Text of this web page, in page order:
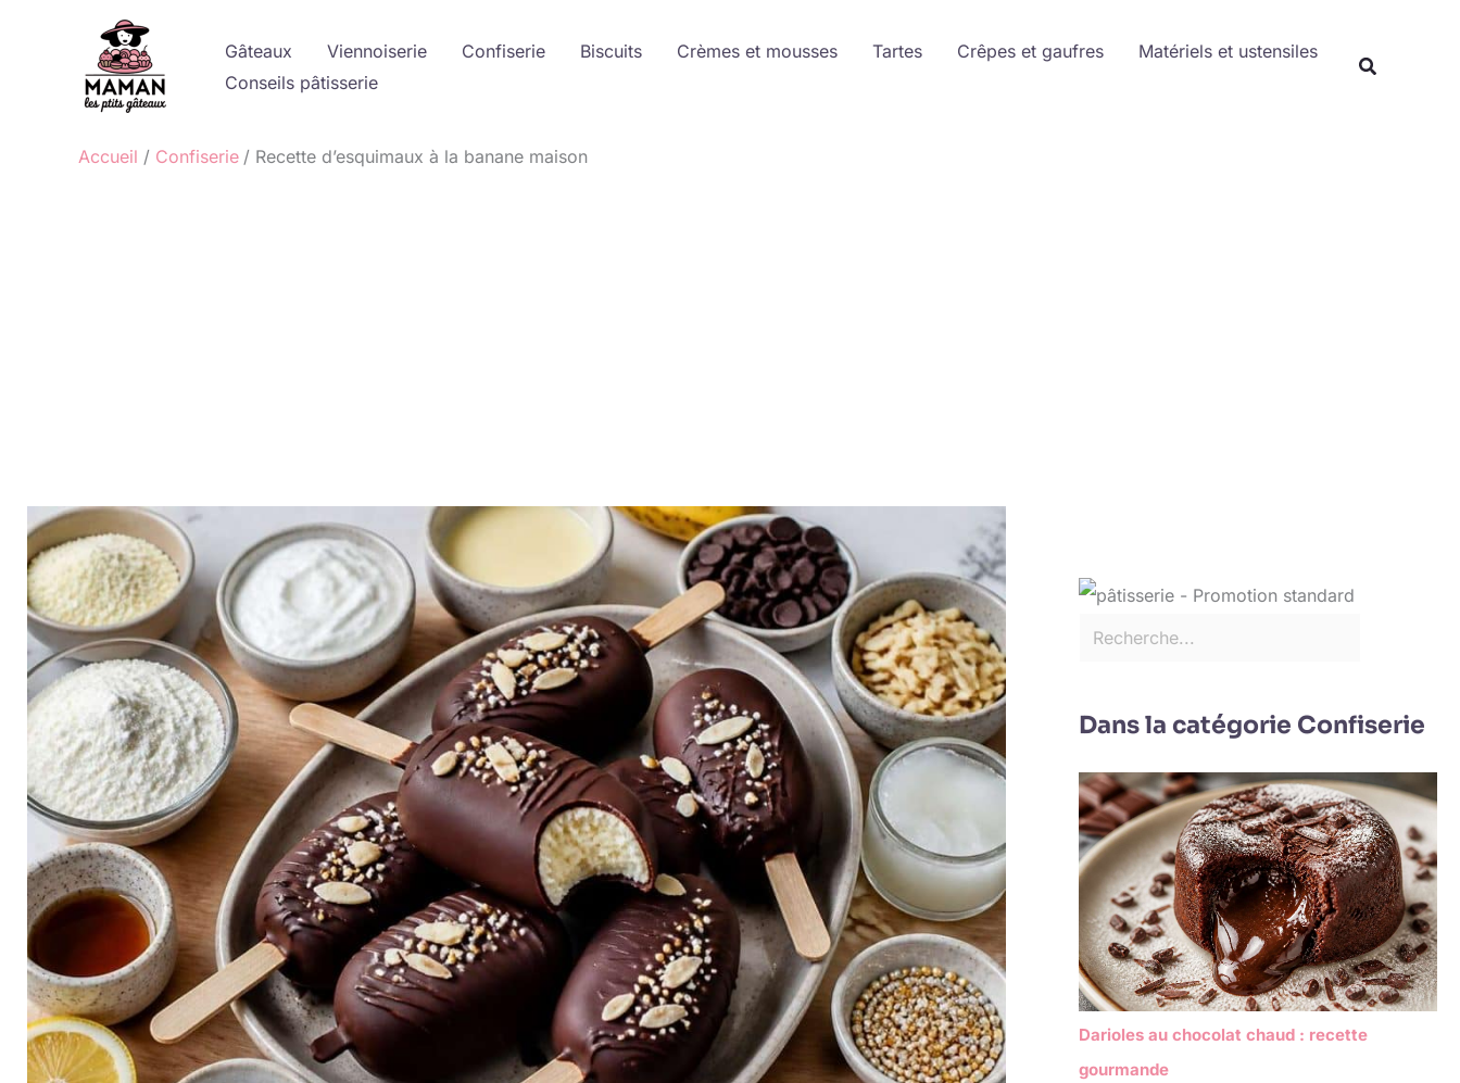
Gâteaux Viennoiserie Confiserie Biscuits Crèmes et mousses Tartes Crêpes et gaufres
Matériels et ustensiles
Conseils pâtisserie
Accueil Confiserie Recette d’esquimaux à la banane maison
Dans la catégorie Confiserie
Darioles au chocolat chaud : recette
gourmande